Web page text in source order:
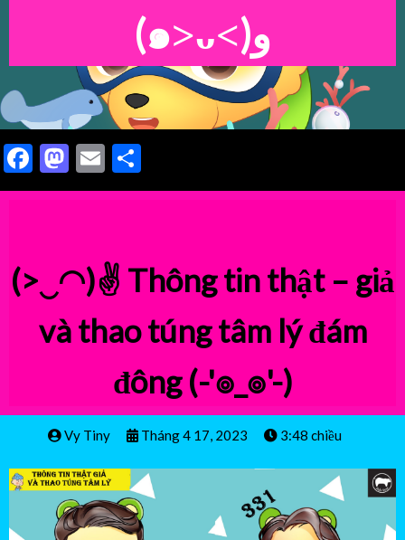
(๑˃ᴗ˂)ﻭ
Facebook
Mastodon
Email
(>‿◠)✌ Thông tin thật – giả
và thao túng tâm lý đám
đông(-'๏_๏'-)
Vy Tiny Tháng 4 17, 2023 3:48 chiều